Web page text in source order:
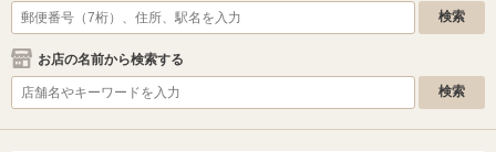
お店の名前から検索する